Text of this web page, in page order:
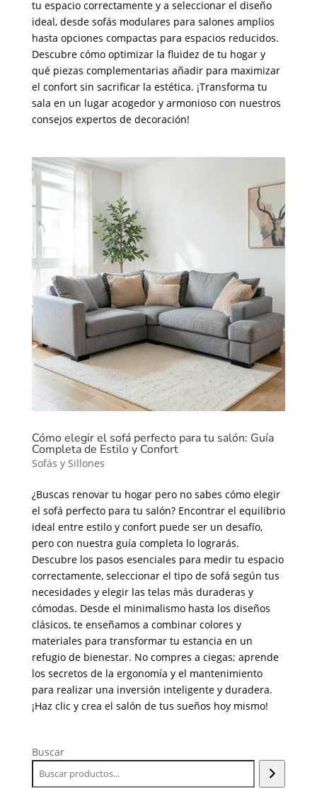
tu espacio correctamente y a seleccionar el diseño
ideal, desde sofás modulares para salones amplios
hasta opciones compactas para espacios reducidos.
Descubre cómo optimizar la fluidez de tu hogar y
qué piezas complementarias añadir para maximizar
el confort sin sacrificar la estética. ¡Transforma tu
sala en un lugar acogedor y armonioso con nuestros
consejos expertos de decoración!
Cómo elegir el sofá perfecto para tu salón: Guía
Completa de Estilo y Confort
Sofás y Sillones
¿Buscas renovar tu hogar pero no sabes cómo elegir
el sofá perfecto para tu salón? Encontrar el equilibrio
ideal entre estilo y confort puede ser un desafío,
pero con nuestra guía completa lo lograrás.
Descubre los pasos esenciales para medir tu espacio
correctamente, seleccionar el tipo de sofá según tus
necesidades y elegir las telas más duraderas y
cómodas. Desde el minimalismo hasta los diseños
clásicos, te enseñamos a combinar colores y
materiales para transformar tu estancia en un
refugio de bienestar. No compres a ciegas; aprende
los secretos de la ergonomía y el mantenimiento
para realizar una inversión inteligente y duradera.
¡Haz clic y crea el salón de tus sueños hoy mismo!
Buscar